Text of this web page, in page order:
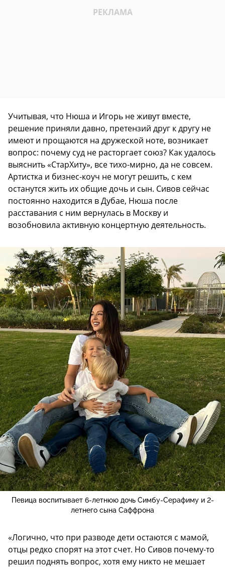
Учитывая, что Нюша и Игорь не живут вместе,
решение приняли давно, претензий друг к другу не
имеют и прощаются на дружеской ноте, возникает
вопрос: почему суд не расторгает союз? Как удалось
выяснить «СтарХиту», все тихо-мирно, да не совсем.
Артистка и бизнес-коуч не могут решить, с кем
останутся жить их общие дочь и сын. Сивов сейчас
постоянно находится в Дубае, Нюша после
расставания с ним вернулась в Москву и
возобновила активную концертную деятельность.
Певица воспитывает 6-летнюю дочь Симбу-Серафиму и 2-
летнего сына Саффрона
«Логично, что при разводе дети остаются с мамой,
отцы редко спорят на этот счет. Но Сивов почему-то
решил поднять вопрос, хотя ему никто не мешает